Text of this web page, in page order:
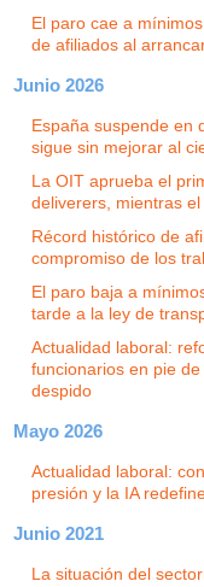
El paro cae a
de afiliados al
Junio 2026
España suspende en
sigue sin mejorar al
La OIT aprueba el
deliverers, mientras
Récord histórico de
compromiso de los
El paro baja a
tarde a la ley de
Actualidad laboral:
funcionarios en pie
despido
Mayo 2026
Actualidad laboral:
presión y la IA
Junio 2021
La situación del